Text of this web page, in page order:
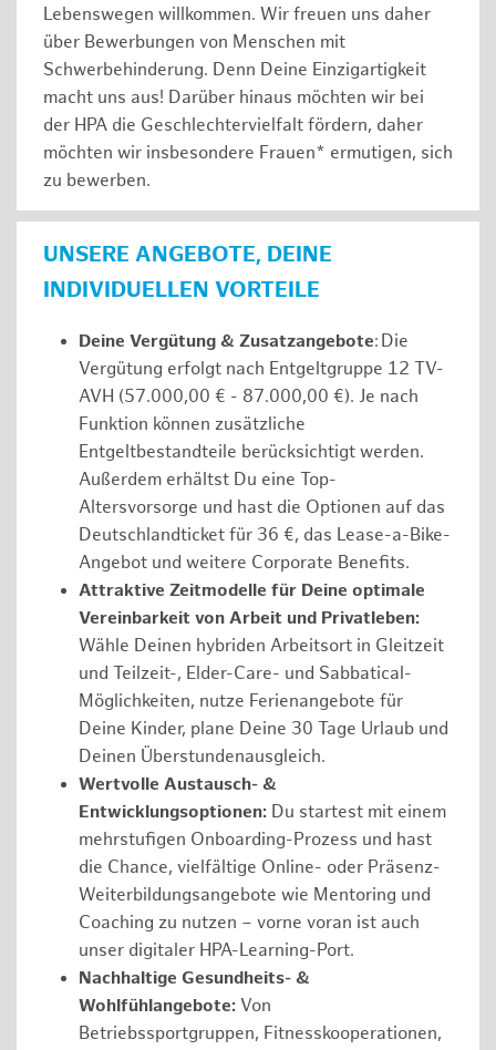
Lebenswegen willkommen. Wir freuen uns daher
über Bewerbungen von Menschen mit
Schwerbehinderung. Denn Deine Einzigartigkeit
macht uns aus! Darüber hinaus möchten wir bei
der HPA die Geschlechtervielfalt fördern, daher
möchten wir insbesondere Frauen* ermutigen, sich
zu bewerben.
UNSERE ANGEBOTE, DEINE
INDIVIDUELLEN VORTEILE
Deine Vergütung & Zusatzangebote: Die
Vergütung erfolgt nach Entgeltgruppe 12 TV-
AVH (57.000,00 € - 87.000,00 €). Je nach
Funktion können zusätzliche
Entgeltbestandteile berücksichtigt werden.
Außerdem erhältst Du eine Top-
Altersvorsorge und hast die Optionen auf das
Deutschlandticket für 36 €, das Lease-a-Bike-
Angebot und weitere Corporate Benefits.
Attraktive Zeitmodelle für Deine optimale
Vereinbarkeit von Arbeit und Privatleben:
Wähle Deinen hybriden Arbeitsort in Gleitzeit
und Teilzeit-, Elder-Care- und Sabbatical-
Möglichkeiten, nutze Ferienangebote für
Deine Kinder, plane Deine 30 Tage Urlaub und
Deinen Überstundenausgleich.
Wertvolle Austausch- &
Entwicklungsoptionen: Du startest mit einem
mehrstufigen Onboarding-Prozess und hast
die Chance, vielfältige Online- oder Präsenz-
Weiterbildungsangebote wie Mentoring und
Coaching zu nutzen – vorne voran ist auch
unser digitaler HPA-Learning-Port.
Nachhaltige Gesundheits- &
Wohlfühlangebote: Von
Betriebssportgruppen, Fitnesskooperationen,